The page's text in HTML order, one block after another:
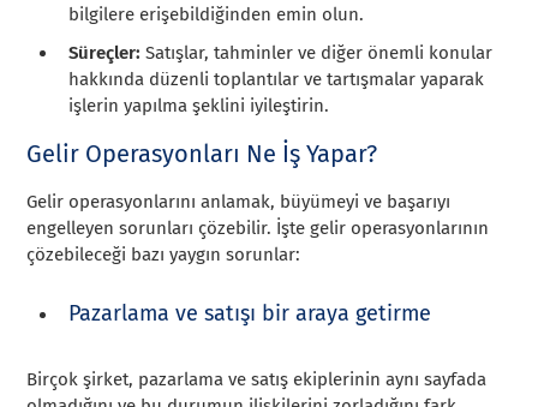
bilgilere erişebildiğinden emin olun.
Süreçler:Satışlar, tahminler ve diğer önemli konular
hakkında düzenli toplantılar ve tartışmalar yaparak
işlerin yapılma şeklini iyileştirin.
Gelir Operasyonları Ne İş Yapar?
Gelir operasyonlarını anlamak, büyümeyi ve başarıyı
engelleyen sorunları çözebilir. İşte gelir operasyonlarının
çözebileceği bazı yaygın sorunlar:
Pazarlama ve satışı bir araya getirme
Birçok şirket, pazarlama ve satış ekiplerinin aynı sayfada